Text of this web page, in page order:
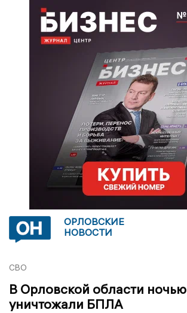
ОРЛОВСКИЕ
НОВОСТИ
СВО
В Орловской области ночью
уничтожали БПЛА